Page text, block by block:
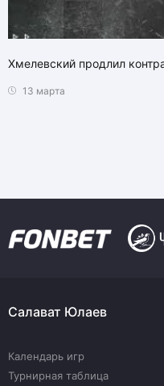
Хмелевский продлил
13 марта
Салават Юлаев
Календарь игр
Турнирная таблица